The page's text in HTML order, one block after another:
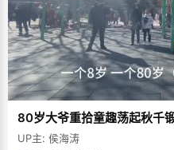
80岁大爷重拾童趣荡起秋千
UP主: 侯海涛